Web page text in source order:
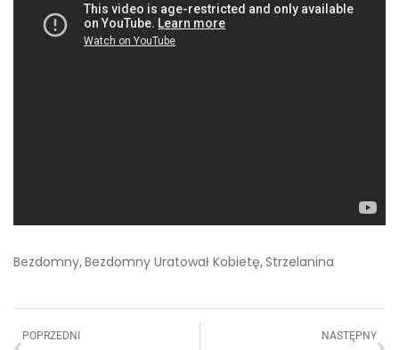
Bezdomny, Bezdomny Uratował Kobietę, Strzelanina
POPRZEDNI NASTĘPNY